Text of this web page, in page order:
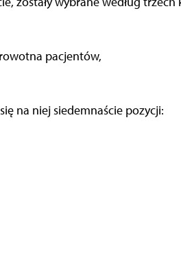
pacjentów,
na niej siedemnaście pozycji: